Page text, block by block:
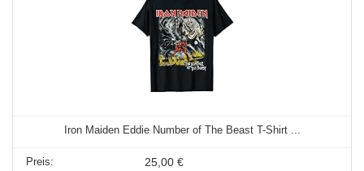
Iron Maiden Eddie Number of The Beast T-Shirt ...
25,00 €